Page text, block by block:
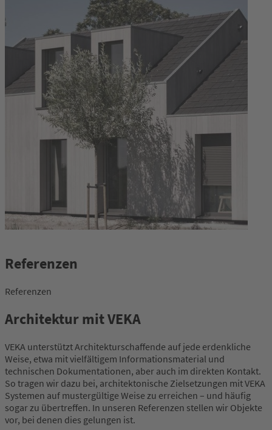
Referenzen
Referenzen
Architektur mit VEKA
VEKA unterstützt Architekturschaffende auf jede erdenkliche
Weise, etwa mit vielfältigem Informationsmaterial und
technischen Dokumentationen, aber auch im direkten Kontakt.
So tragen wir dazu bei, architektonische Zielsetzungen mit VEKA
Systemen auf mustergültige Weise zu erreichen – und häufig
sogar zu übertreffen. In unseren Referenzen stellen wir Objekte
vor, bei denen dies gelungen ist.